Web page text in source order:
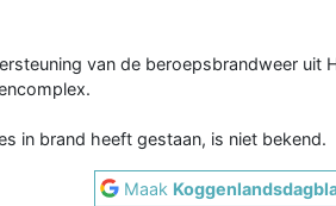
van de beroepsbrandweer uit
in brand heeft gestaan, is niet bekend.
Maak